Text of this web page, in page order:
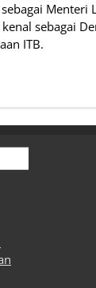
Menteri
sebagai
ITB.